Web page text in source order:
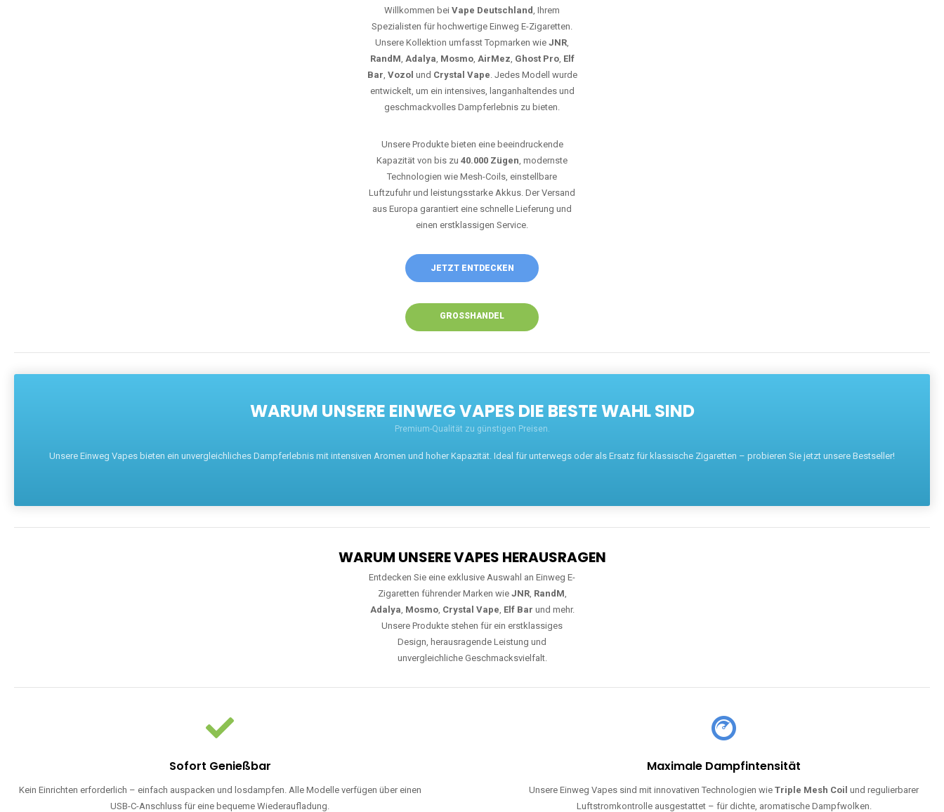
Willkommen bei Vape Deutschland, Ihrem
Spezialisten für hochwertige Einweg E-Zigaretten.
Unsere Kollektion umfasst Topmarken wie JNR,
RandM, Adalya, Mosmo, AirMez, Ghost Pro, Elf
Bar, Vozol und Crystal Vape. Jedes Modell wurde
entwickelt, um ein intensives, langanhaltendes und
geschmackvolles Dampferlebnis zu bieten.
Unsere Produkte bieten eine beeindruckende
Kapazität von bis zu 40.000 Zügen, modernste
Technologien wie Mesh-Coils, einstellbare
Luftzufuhr und leistungsstarke Akkus. Der Versand
aus Europa garantiert eine schnelle Lieferung und
einen erstklassigen Service.
JETZT ENTDECKEN
GROSSHANDEL
WARUM UNSERE EINWEG VAPES DIE BESTE WAHL SIND
Premium-Qualität zu günstigen Preisen.
Unsere Einweg Vapes bieten ein unvergleichliches Dampferlebnis mit intensiven Aromen und hoher Kapazität. Ideal für unterwegs oder als Ersatz für klassische Zigaretten – probieren Sie jetzt unsere Bestseller!
WARUM UNSERE VAPES HERAUSRAGEN
Entdecken Sie eine exklusive Auswahl an Einweg E-
Zigaretten führender Marken wie JNR, RandM,
Adalya, Mosmo, Crystal Vape, Elf Bar und mehr.
Unsere Produkte stehen für ein erstklassiges
Design, herausragende Leistung und
unvergleichliche Geschmacksvielfalt.
Sofort Genießbar
Kein Einrichten erforderlich – einfach auspacken und losdampfen. Alle Modelle verfügen über einen
USB-C-Anschluss für eine bequeme Wiederaufladung.
Maximale Dampfintensität
Unsere Einweg Vapes sind mit innovativen Technologien wieTriple Mesh Coil und regulierbarer
Luftstromkontrolle ausgestattet – für dichte, aromatische Dampfwolken.